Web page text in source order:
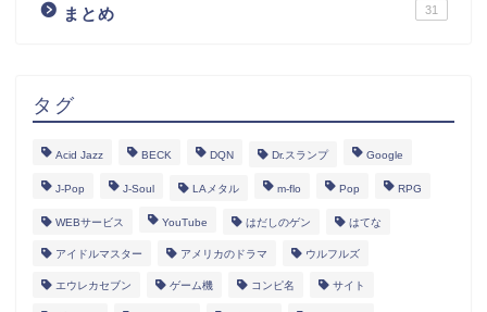
まとめ 31
タグ
Acid Jazz BECK DQN Dr.スランプ Google
J-Pop J-Soul LAメタル m-flo Pop RPG
WEBサービス YouTube はだしのゲン はてな
アイドルマスター アメリカのドラマ ウルフルズ
エウレカセブン ゲーム機 コンピ名 サイト